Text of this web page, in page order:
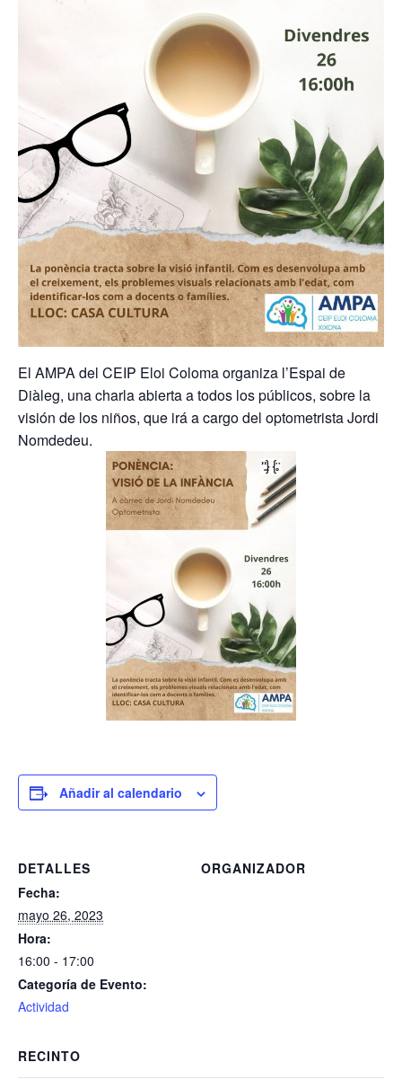
El AMPA del CEIP Eloi Coloma organiza l’Espai de
Diàleg, una charla abierta a todos los públicos, sobre la
visión de los niños, que irá a cargo del optometrista Jordi
Nomdedeu.
Añadir al calendario
DETALLES
Fecha:
mayo 26, 2023
Hora:
16:00 - 17:00
Categoría de Evento:
Actividad
ORGANIZADOR
RECINTO